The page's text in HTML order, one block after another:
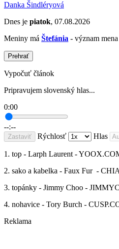
Danka Šindléryová
Dnes je piatok, 07.08.2026
Meniny má Štefánia - význam mena
Prehrať
Vypočuť článok
Pripravujem slovenský hlas...
0:00
--:--
Zastaviť Rýchlosť Hlas
1. top - Larph Laurent -
2. sako a kabelka - Faux Fur -
3. topánky - Jimmy Choo -
4. nohavice - Tory Burch -
Reklama